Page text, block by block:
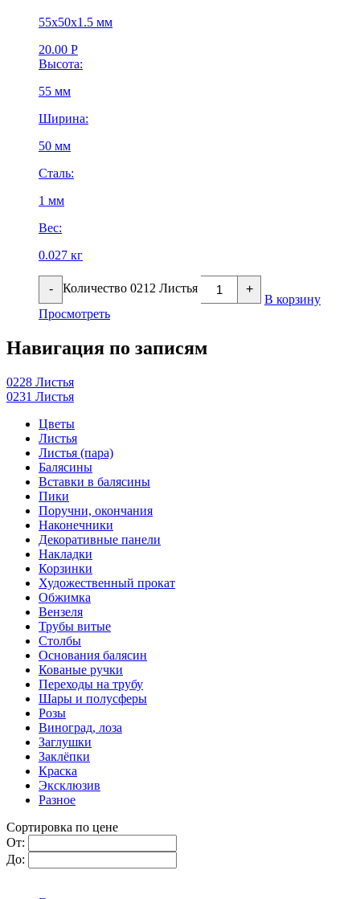
55х50х1.5 мм
20.00 Р
Высота:
55 мм
Ширина:
50 мм
Сталь:
1 мм
Вес:
0.027 кг
- Количество 0212 Листья +
В корзину
Просмотреть
Навигация по записям
0228 Листья
0231 Листья
Цветы
Листья
Листья (пара)
Балясины
Вставки в балясины
Пики
Поручни, окончания
Наконечники
Декоративные панели
Накладки
Корзинки
Художественный прокат
Обжимка
Вензеля
Трубы витые
Столбы
Основания балясин
Кованые ручки
Переходы на трубу
Шары и полусферы
Розы
Виноград, лоза
Заглушки
Заклёпки
Краска
Эксклюзив
Разное
Сортировка по цене
От:
До: